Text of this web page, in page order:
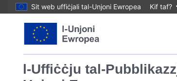
Sit web uffiċjali tal-Unjoni Ewropea Kif taf?
l-Uffiċċju tal-